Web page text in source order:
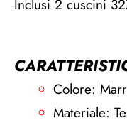
Inclusi 2 cuscini
Colore:
Materiale: